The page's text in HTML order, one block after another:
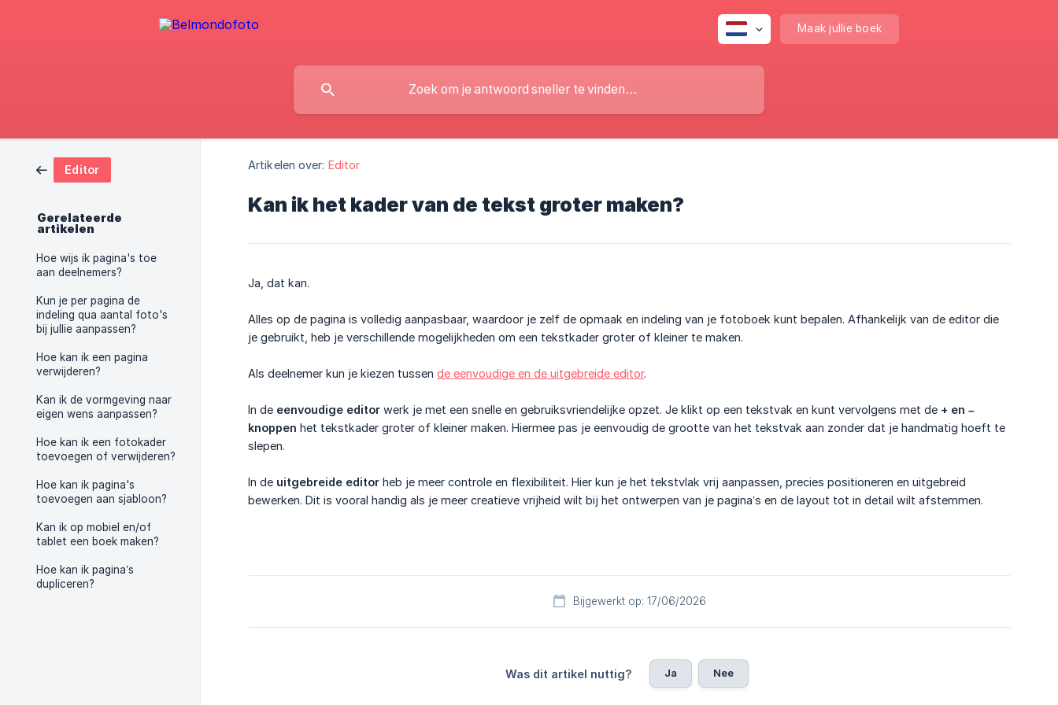
Maak jullie boek
Editor
Gerelateerde
artikelen
Hoe wijs ik pagina's toe
aan deelnemers?
Kun je per pagina de
indeling qua aantal foto's
bij jullie aanpassen?
Hoe kan ik een pagina
verwijderen?
Kan ik de vormgeving naar
eigen wens aanpassen?
Hoe kan ik een fotokader
toevoegen of verwijderen?
Hoe kan ik pagina's
toevoegen aan sjabloon?
Kan ik op mobiel en/of
tablet een boek maken?
Hoe kan ik pagina’s
dupliceren?
Artikelen over: Editor
Kan ik het kader van de tekst groter maken?
Ja, dat kan.
Alles op de pagina is volledig aanpasbaar, waardoor je zelf de opmaak en indeling van je fotoboek kunt bepalen. Afhankelijk van de editor die
je gebruikt, heb je verschillende mogelijkheden om een tekstkader groter of kleiner te maken.
Als deelnemer kun je kiezen tussen de eenvoudige en de uitgebreide editor.
In de eenvoudige editor werk je met een snelle en gebruiksvriendelijke opzet. Je klikt op een tekstvak en kunt vervolgens met de + en –
knoppen het tekstkader groter of kleiner maken. Hiermee pas je eenvoudig de grootte van het tekstvak aan zonder dat je handmatig hoeft te
slepen.
In de uitgebreide editor heb je meer controle en flexibiliteit. Hier kun je het tekstvlak vrij aanpassen, precies positioneren en uitgebreid
bewerken. Dit is vooral handig als je meer creatieve vrijheid wilt bij het ontwerpen van je pagina’s en de layout tot in detail wilt afstemmen.
Bijgewerkt op: 17/06/2026
Was dit artikel nuttig? Ja Nee